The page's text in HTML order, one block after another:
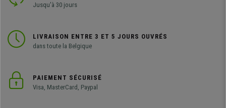
Jusqu'à 30 jours
LIVRAISON ENTRE 3 ET 5 JOURS OUVRÉS
dans toute la Belgique
PAIEMENT SÉCURISÉ
Visa, MasterCard, Paypal